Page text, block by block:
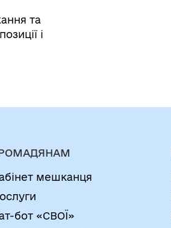
та
і
мешканця
бот «СВОЇ»